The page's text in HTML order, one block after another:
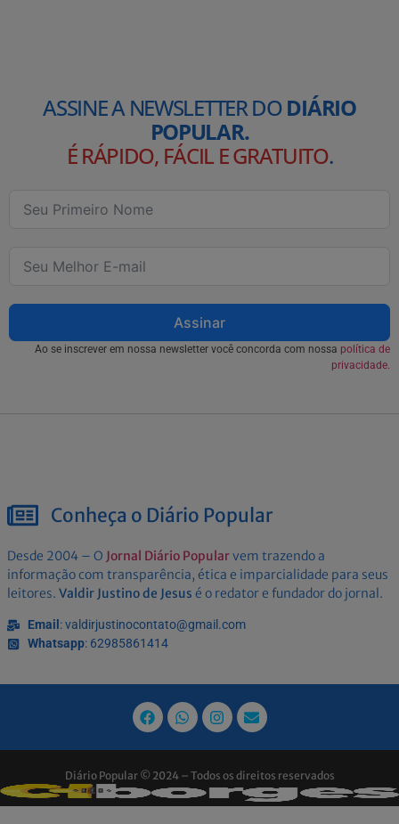
ASSINE A NEWSLETTER DODIÁRIO
POPULAR.
É RÁPIDO, FÁCIL E GRATUITO.
Assinar
Ao se inscrever em nossa newsletter você concorda com nossa política de
privacidade.
Conheça o Diário Popular
Desde 2004 – O Jornal Diário Popularvem trazendo a
informação com transparência, ética e imparcialidade para seus
leitores. Valdir Justino de Jesus é o redator e fundador do jornal.
Email : valdirjustinocontato@gmail.com
Whatsapp: 62985861414
Diário Popular © 2024 – Todos os direitos reservados